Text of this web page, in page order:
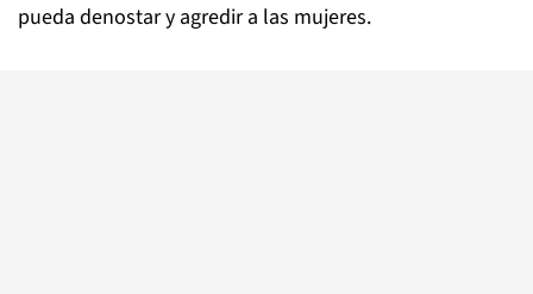
pueda denostar y agredir a las mujeres.